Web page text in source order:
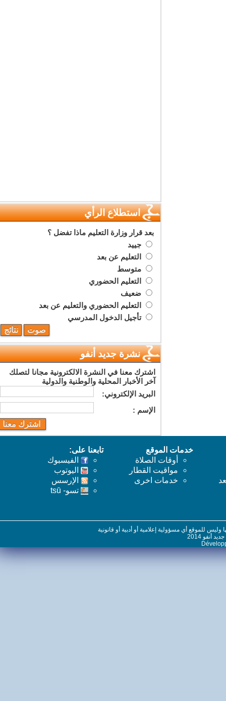
استطلاع الرأي
بعد قرار وزارة التعليم ماذا تفضل ؟
جييد
التعليم عن بعد
متوسط
التعليم الحضوري
ضعيف
التعليم الحضوري والتعليم عن بعد
تأجيل الدخول المدرسي
نشرة جديد أنفو
اشترك معنا في النشرة الالكترونية مجانا لتصلك
آخر الأخبار المحلية والوطنية والدولية
البريد اﻹلكتروني:
اﻹسم :
خدمات الموقع
أوقات الصلاة
مواقيت القطار
خدمات اخرى
تابعنا على:
الفيسبوك
اليوتوب
اﻹرسس
تسو- tsū
للموقع أي مسؤولية إعلامية أو أدبية أو قانونية
2014